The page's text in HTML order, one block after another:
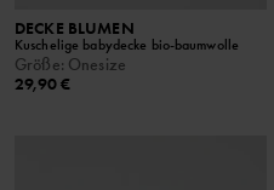
DECKE BLUMEN
Kuschelige babydecke bio-baumwolle
Größe: Onesize
29,90 €